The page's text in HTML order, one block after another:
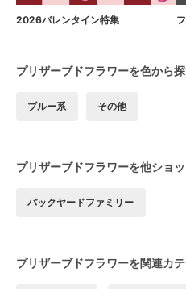
2026バレンタイン特集
プリザーブドフラワーを色から
ブルー系 その他
プリザーブドフラワーを他ショ
バックヤードファミリー
プリザーブドフラワーを関連カ